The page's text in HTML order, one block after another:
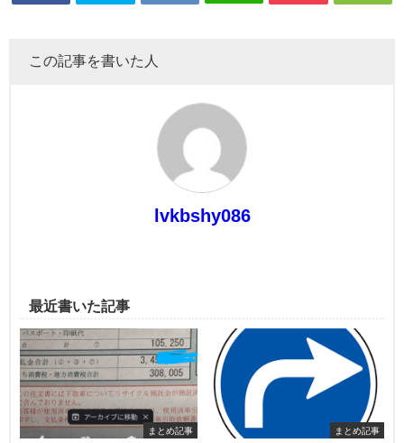
この記事を書いた人
lvkbshy086
最近書いた記事
まとめ記事 まとめ記事